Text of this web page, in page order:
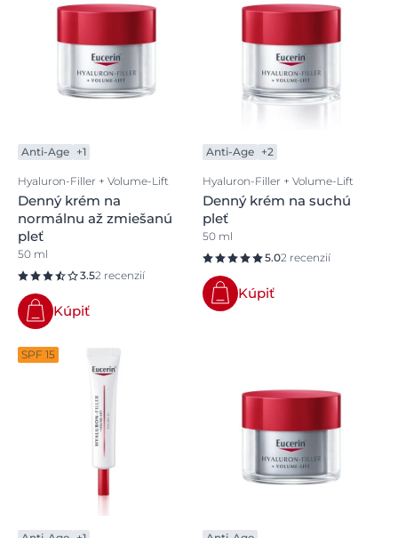
Anti-Age +1
Hyaluron-Filler + Volume-Lift
Denný krém na
normálnu až zmiešanú
pleť
50 ml
3.52 recenzií
Kúpiť
Anti-Age +2
Hyaluron-Filler + Volume-Lift
Denný krém na suchú
pleť
50 ml
5.02 recenzií
Kúpiť
SPF 15